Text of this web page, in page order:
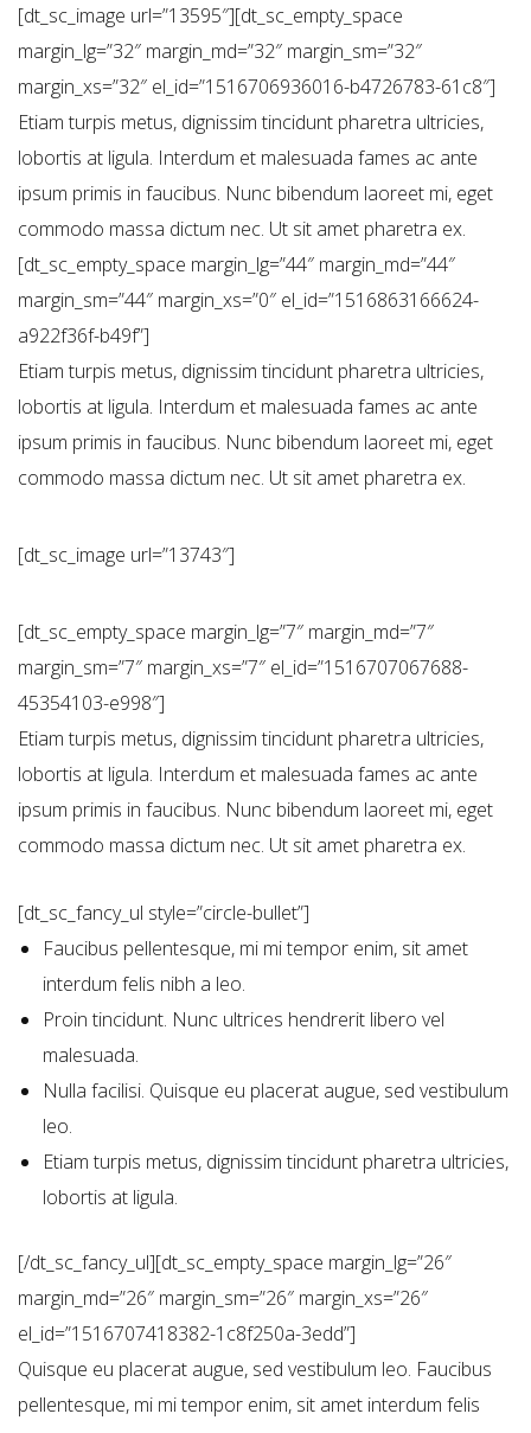
[dt_sc_image url=”13595″][dt_sc_empty_space
margin_lg=”32″ margin_md=”32″ margin_sm=”32″
margin_xs=”32″ el_id=”1516706936016-b4726783-61c8″]
Etiam turpis metus, dignissim tincidunt pharetra ultricies,
lobortis at ligula. Interdum et malesuada fames ac ante
ipsum primis in faucibus. Nunc bibendum laoreet mi, eget
commodo massa dictum nec. Ut sit amet pharetra ex.
[dt_sc_empty_space margin_lg=”44″ margin_md=”44″
margin_sm=”44″ margin_xs=”0″ el_id=”1516863166624-
a922f36f-b49f”]
Etiam turpis metus, dignissim tincidunt pharetra ultricies,
lobortis at ligula. Interdum et malesuada fames ac ante
ipsum primis in faucibus. Nunc bibendum laoreet mi, eget
commodo massa dictum nec. Ut sit amet pharetra ex.
[dt_sc_image url=”13743″]
[dt_sc_empty_space margin_lg=”7″ margin_md=”7″
margin_sm=”7″ margin_xs=”7″ el_id=”1516707067688-
45354103-e998″]
Etiam turpis metus, dignissim tincidunt pharetra ultricies,
lobortis at ligula. Interdum et malesuada fames ac ante
ipsum primis in faucibus. Nunc bibendum laoreet mi, eget
commodo massa dictum nec. Ut sit amet pharetra ex.
[dt_sc_fancy_ul style=”circle-bullet”]
Faucibus pellentesque, mi mi tempor enim, sit amet
interdum felis nibh a leo.
Proin tincidunt. Nunc ultrices hendrerit libero vel
malesuada.
Nulla facilisi. Quisque eu placerat augue, sed vestibulum
leo.
Etiam turpis metus, dignissim tincidunt pharetra ultricies,
lobortis at ligula.
[/dt_sc_fancy_ul][dt_sc_empty_space margin_lg=”26″
margin_md=”26″ margin_sm=”26″ margin_xs=”26″
el_id=”1516707418382-1c8f250a-3edd”]
Quisque eu placerat augue, sed vestibulum leo. Faucibus
pellentesque, mi mi tempor enim, sit amet interdum felis